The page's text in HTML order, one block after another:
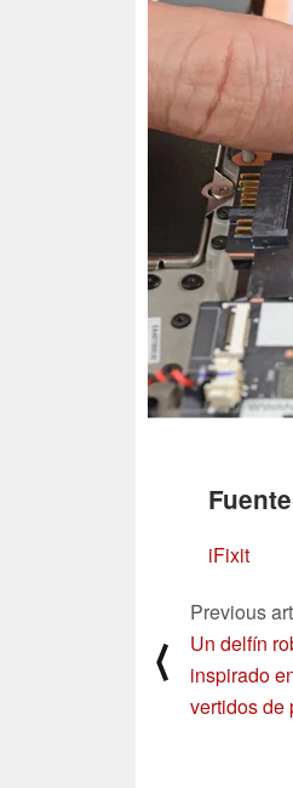
iFixit
⟨
Previous
Un delfín
inspirado
vertidos de